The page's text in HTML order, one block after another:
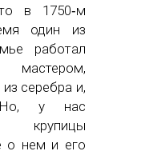
в 1750‑м
один из
работал
серебра и,
у нас
крупицы
о нем и его